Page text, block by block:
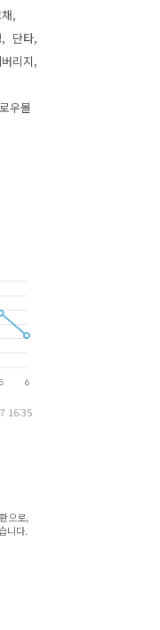
단타
리지
로우볼
16:35
으로,
니다.